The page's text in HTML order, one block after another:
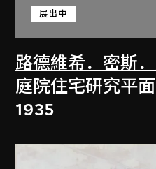
路德維希．密斯
展出中
庭院住宅研究平
1935